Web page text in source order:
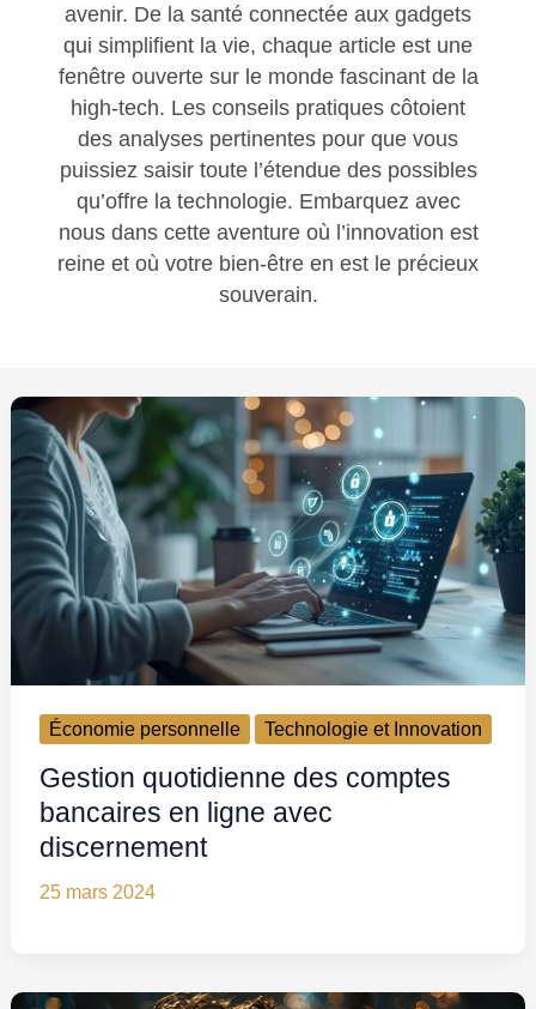
avenir. De la santé connectée aux gadgets
qui simplifient la vie, chaque article est une
fenêtre ouverte sur le monde fascinant de la
high-tech. Les conseils pratiques côtoient
des analyses pertinentes pour que vous
puissiez saisir toute l’étendue des possibles
qu’offre la technologie. Embarquez avec
nous dans cette aventure où l’innovation est
reine et où votre bien-être en est le précieux
souverain.
Économie personnelle Technologie et Innovation
Gestion quotidienne des comptes
bancaires en ligne avec
discernement
25 mars 2024